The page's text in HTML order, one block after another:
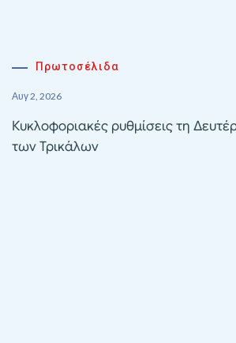
Πρωτοσέλιδα
Αυγ 2, 2026
Κυκλοφοριακές ρυθμίσεις τη
των Τρικάλων